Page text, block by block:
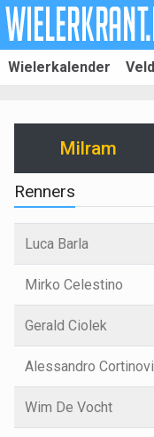
Wielerkalender
Milram
Renners
Luca Barla
Mirko Celestino
Gerald Ciolek
Alessandro
Wim De Vocht